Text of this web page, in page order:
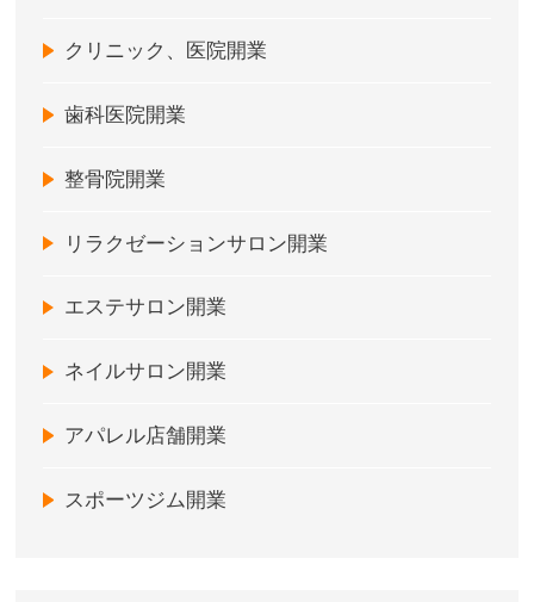
クリニック、医院開業
歯科医院開業
整骨院開業
リラクゼーションサロン開業
エステサロン開業
ネイルサロン開業
アパレル店舗開業
スポーツジム開業